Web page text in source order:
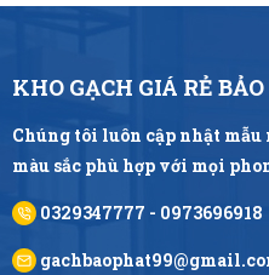
KHO GẠCH GIÁ RẺ
Chúng tôi luôn cập nhật mẫu
màu sắc phù hợp với mọi
0329347777 - 0973696918